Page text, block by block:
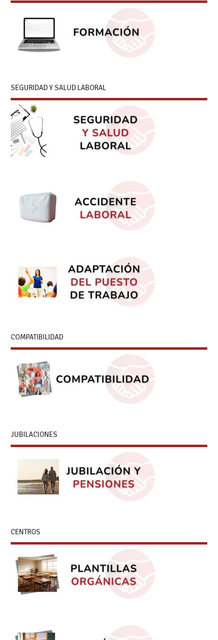
SEGURIDAD Y SALUD LABORAL
COMPATIBILIDAD
JUBILACIONES
CENTROS